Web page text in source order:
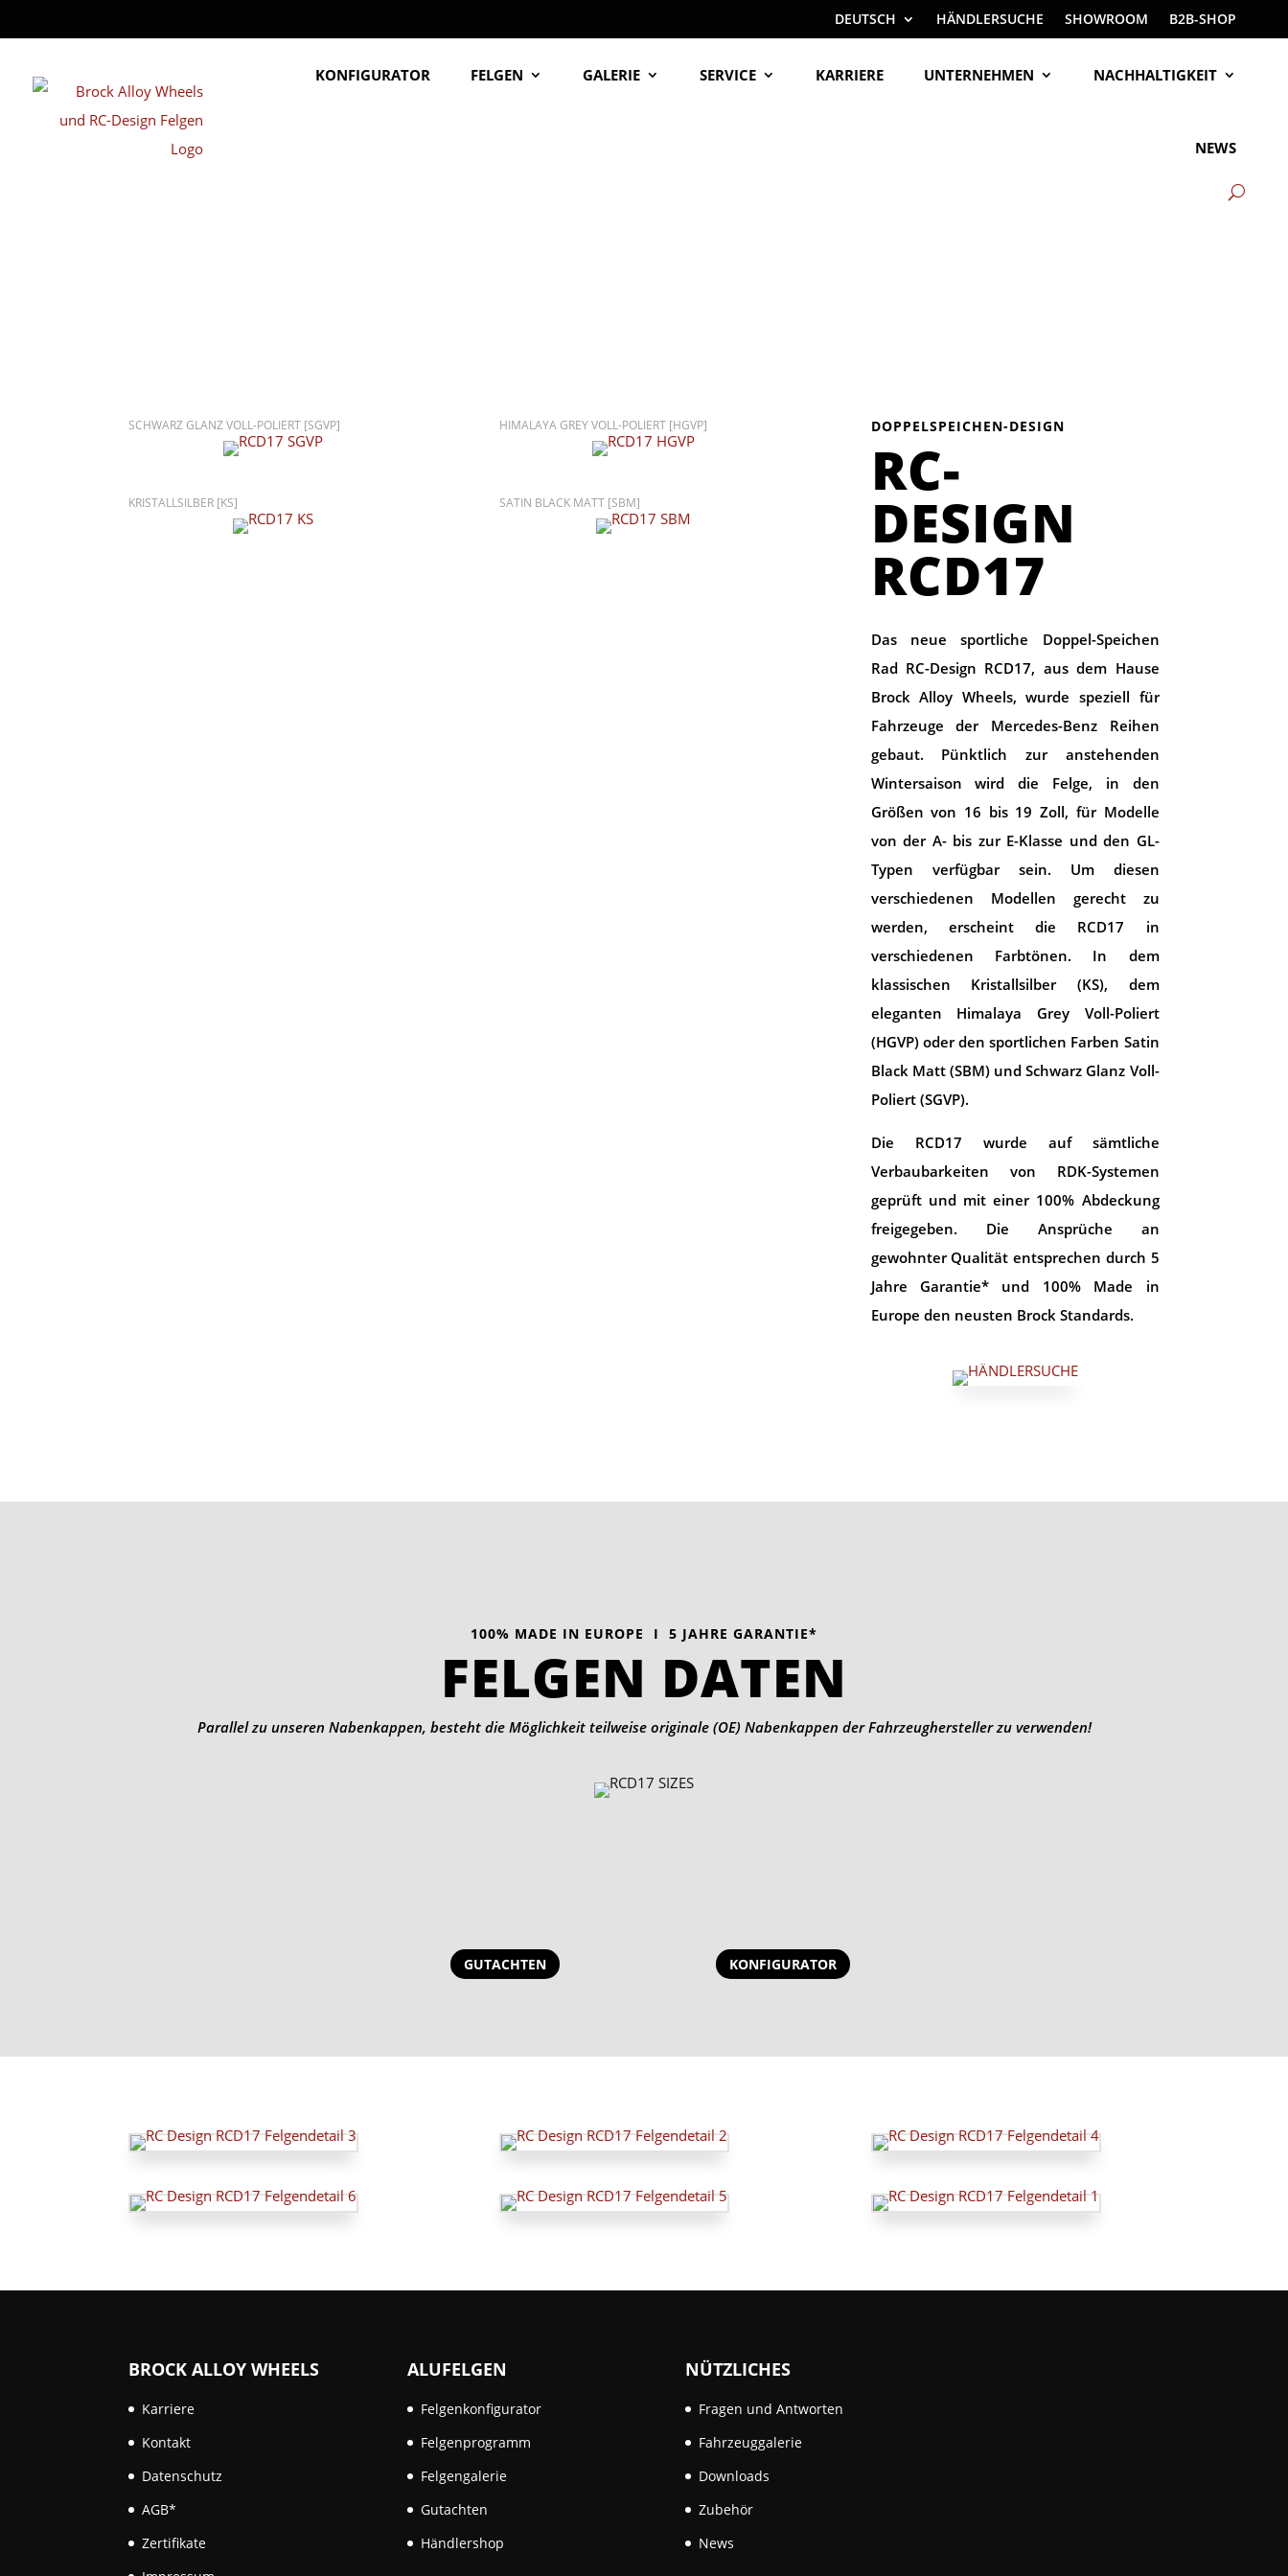
DEUTSCH HÄNDLERSUCHE SHOWROOM B2B-SHOP
KONFIGURATOR FELGEN GALERIE SERVICE KARRIERE UNTERNEHMEN NACHHALTIGKEIT
NEWS
SCHWARZ GLANZ VOLL-POLIERT [SGVP]
KRISTALLSILBER [KS]
HIMALAYA GREY VOLL-POLIERT [HGVP]
SATIN BLACK MATT [SBM]
DOPPELSPEICHEN-DESIGN
RC-
DESIGN
RCD17
Das neue sportliche Doppel-Speichen
Rad RC-Design RCD17, aus dem Hause
Brock Alloy Wheels, wurde speziell für
Fahrzeuge der Mercedes-Benz Reihen
gebaut. Pünktlich zur anstehenden
Wintersaison wird die Felge, in den
Größen von 16 bis 19 Zoll, für Modelle
von der A- bis zur E-Klasse und den GL-
Typen verfügbar sein. Um diesen
verschiedenen Modellen gerecht zu
werden, erscheint die RCD17 in
verschiedenen Farbtönen. In dem
klassischen Kristallsilber (KS), dem
eleganten Himalaya Grey Voll-Poliert
(HGVP) oder den sportlichen Farben Satin
Black Matt (SBM) und Schwarz Glanz Voll-
Poliert (SGVP).
Die RCD17 wurde auf sämtliche
Verbaubarkeiten von RDK-Systemen
geprüft und mit einer 100% Abdeckung
freigegeben. Die Ansprüche an
gewohnter Qualität entsprechen durch 5
Jahre Garantie* und 100% Made in
Europe den neusten Brock Standards.
100% MADE IN EUROPE I 5 JAHRE GARANTIE*
FELGEN DATEN
Parallel zu unseren Nabenkappen, besteht die Möglichkeit teilweise originale (OE) Nabenkappen der Fahrzeughersteller zu verwenden!
GUTACHTEN KONFIGURATOR
BROCK ALLOY WHEELS
Karriere
Kontakt
Datenschutz
AGB*
Zertifikate
ALUFELGEN
Felgenkonfigurator
Felgenprogramm
Felgengalerie
Gutachten
Händlershop
NÜTZLICHES
Fragen und Antworten
Fahrzeuggalerie
Downloads
Zubehör
News